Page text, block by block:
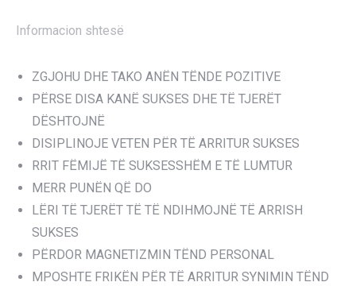
Informacion shtesë
ZGJOHU DHE TAKO ANËN TËNDE POZITIVE
PËRSE DISA KANË SUKSES DHE TË TJERËT
DËSHTOJNË
DISIPLINOJE VETEN PËR TË ARRITUR SUKSES
RRIT FËMIJË TË SUKSESSHËM E TË LUMTUR
MERR PUNËN QË DO
LËRI TË TJERËT TË TË NDIHMOJNË TË ARRISH
SUKSES
PËRDOR MAGNETIZMIN TËND PERSONAL
MPOSHTE FRIKËN PËR TË ARRITUR SYNIMIN TËND